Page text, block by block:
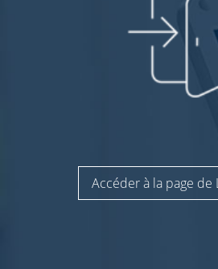
Accéder à la page de